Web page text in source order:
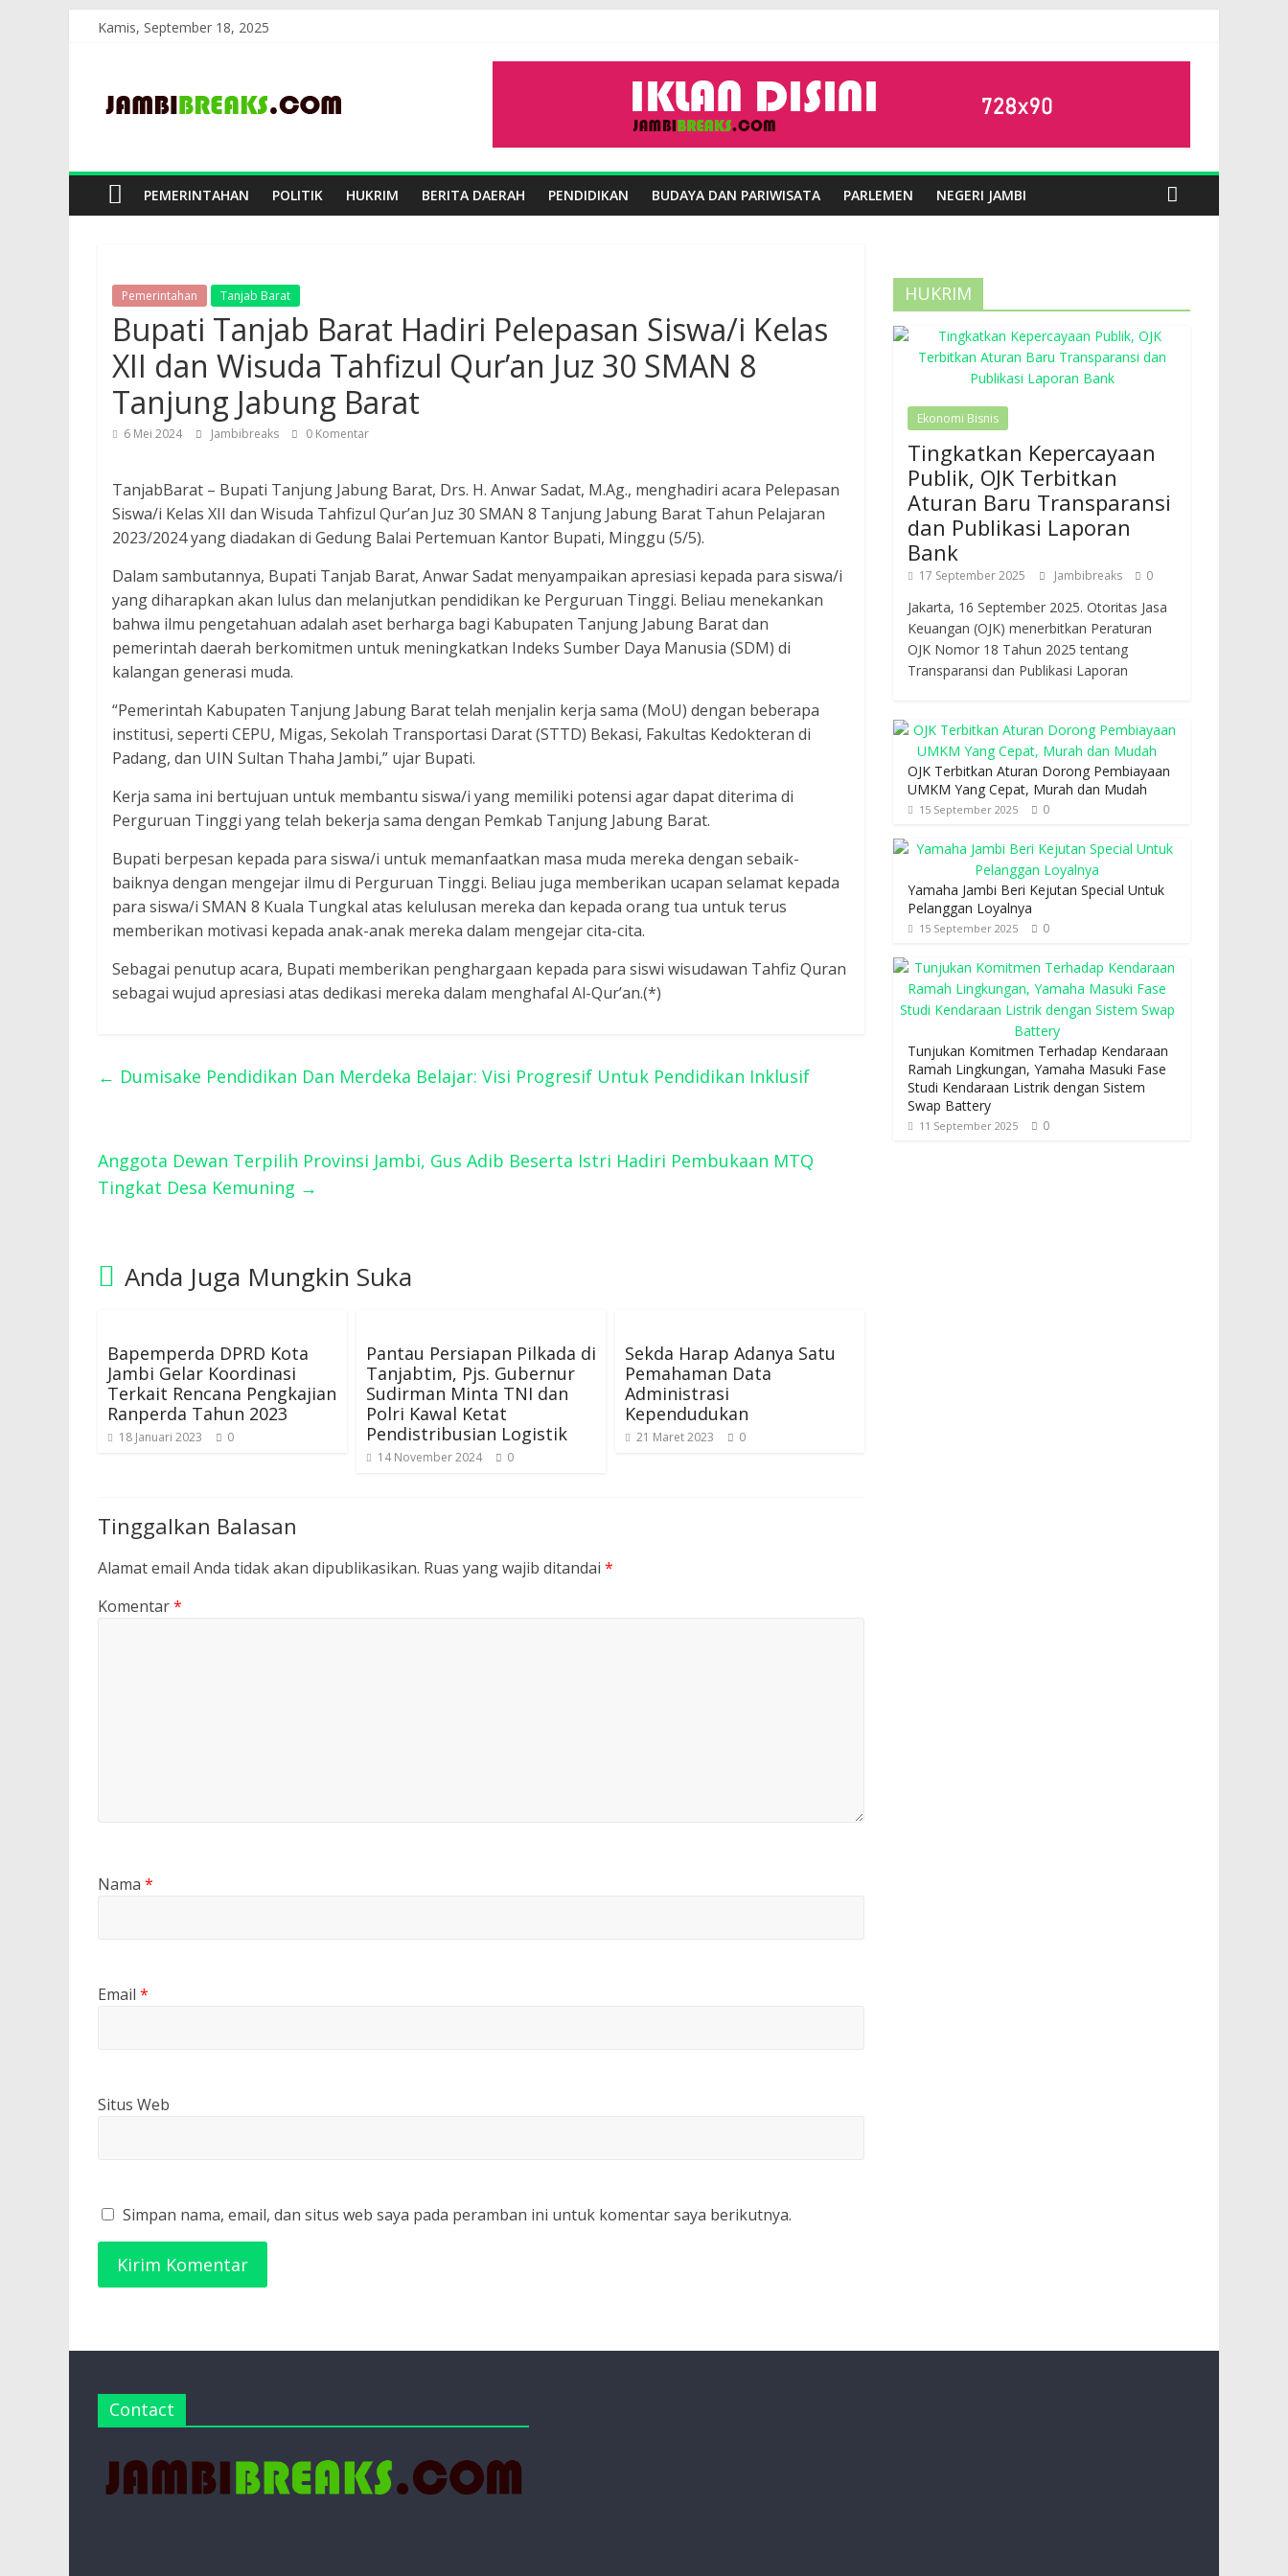
Kamis, September 18, 2025
JambiBreaks
PEMERINTAHAN POLITIK HUKRIM BERITA DAERAH PENDIDIKAN BUDAYA DAN PARIWISATA PARLEMEN NEGERI JAMBI
Pemerintahan Tanjab Barat
Bupati Tanjab Barat Hadiri Pelepasan Siswa/i Kelas
XII dan Wisuda Tahfizul Qur’an Juz 30 SMAN 8
Tanjung Jabung Barat
6 Mei 2024 Jambibreaks 0 Komentar
TanjabBarat – Bupati Tanjung Jabung Barat, Drs. H. Anwar Sadat, M.Ag., menghadiri acara Pelepasan
Siswa/i Kelas XII dan Wisuda Tahfizul Qur’an Juz 30 SMAN 8 Tanjung Jabung Barat Tahun Pelajaran
2023/2024 yang diadakan di Gedung Balai Pertemuan Kantor Bupati, Minggu (5/5).
Dalam sambutannya, Bupati Tanjab Barat, Anwar Sadat menyampaikan apresiasi kepada para siswa/i
yang diharapkan akan lulus dan melanjutkan pendidikan ke Perguruan Tinggi. Beliau menekankan
bahwa ilmu pengetahuan adalah aset berharga bagi Kabupaten Tanjung Jabung Barat dan
pemerintah daerah berkomitmen untuk meningkatkan Indeks Sumber Daya Manusia (SDM) di
kalangan generasi muda.
“Pemerintah Kabupaten Tanjung Jabung Barat telah menjalin kerja sama (MoU) dengan beberapa
institusi, seperti CEPU, Migas, Sekolah Transportasi Darat (STTD) Bekasi, Fakultas Kedokteran di
Padang, dan UIN Sultan Thaha Jambi,” ujar Bupati.
Kerja sama ini bertujuan untuk membantu siswa/i yang memiliki potensi agar dapat diterima di
Perguruan Tinggi yang telah bekerja sama dengan Pemkab Tanjung Jabung Barat.
Bupati berpesan kepada para siswa/i untuk memanfaatkan masa muda mereka dengan sebaik-
baiknya dengan mengejar ilmu di Perguruan Tinggi. Beliau juga memberikan ucapan selamat kepada
para siswa/i SMAN 8 Kuala Tungkal atas kelulusan mereka dan kepada orang tua untuk terus
memberikan motivasi kepada anak-anak mereka dalam mengejar cita-cita.
Sebagai penutup acara, Bupati memberikan penghargaan kepada para siswi wisudawan Tahfiz Quran
sebagai wujud apresiasi atas dedikasi mereka dalam menghafal Al-Qur’an.(*)
← Dumisake Pendidikan Dan Merdeka Belajar: Visi Progresif Untuk Pendidikan Inklusif
Anggota Dewan Terpilih Provinsi Jambi, Gus Adib Beserta Istri Hadiri Pembukaan MTQ
Tingkat Desa Kemuning →
Anda Juga Mungkin Suka
Bapemperda DPRD Kota
Jambi Gelar Koordinasi
Terkait Rencana Pengkajian
Ranperda Tahun 2023
18 Januari 2023 0
Pantau Persiapan Pilkada di
Tanjabtim, Pjs. Gubernur
Sudirman Minta TNI dan
Polri Kawal Ketat
Pendistribusian Logistik
14 November 2024 0
Sekda Harap Adanya Satu
Pemahaman Data
Administrasi
Kependudukan
21 Maret 2023 0
Tinggalkan Balasan
Alamat email Anda tidak akan dipublikasikan. Ruas yang wajib ditandai *
Komentar*
Nama *
Email *
Situs Web
Simpan nama, email, dan situs web saya pada peramban ini untuk komentar saya berikutnya.
HUKRIM
Ekonomi Bisnis
Tingkatkan Kepercayaan
Publik, OJK Terbitkan
Aturan Baru Transparansi
dan Publikasi Laporan
Bank
17 September 2025 Jambibreaks 0
Jakarta, 16 September 2025. Otoritas Jasa
Keuangan (OJK) menerbitkan Peraturan
OJK Nomor 18 Tahun 2025 tentang
Transparansi dan Publikasi Laporan
OJK Terbitkan Aturan Dorong Pembiayaan
UMKM Yang Cepat, Murah dan Mudah
15 September 2025 0
Yamaha Jambi Beri Kejutan Special Untuk
Pelanggan Loyalnya
15 September 2025 0
Tunjukan Komitmen Terhadap Kendaraan
Ramah Lingkungan, Yamaha Masuki Fase
Studi Kendaraan Listrik dengan Sistem
Swap Battery
11 September 2025 0
Contact